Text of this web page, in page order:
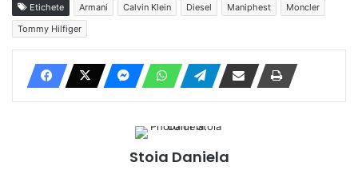
Etichete Armani Calvin Klein Diesel Maniphest
Moncler
Tommy Hilfiger
Stoia Daniela